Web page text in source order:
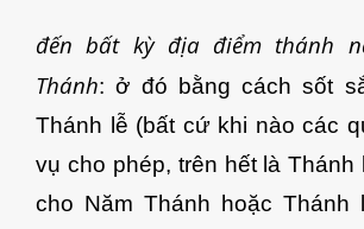
đến bất kỳ địa điểm thánh
Thánh: ở đó bằng cách sốt
Thánh lễ (bất cứ khi nào các
vụ cho phép, trên hết là Thánh
cho Năm Thánh hoặc Thánh